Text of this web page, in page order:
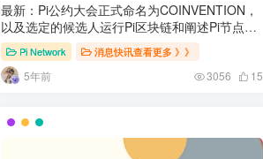
最新：Pi公约大会正式命名为COINVENTION，
以及选定的候选人运行Pi区块链和阐述Pi节点的
意义Pi Network 消息快讯查看更多 》》
5年前 3056 15